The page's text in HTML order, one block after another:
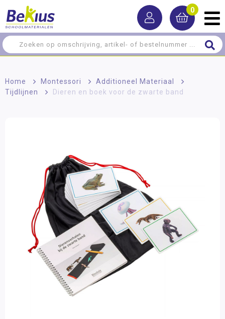
0
Home > Montessori > Additioneel Materiaal
>
Tijdlijnen
> Dieren en boek voor de zwarte band